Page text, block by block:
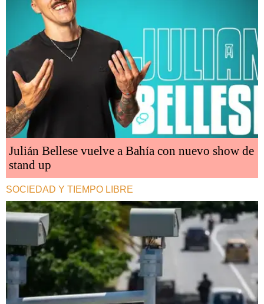
Julián Bellese vuelve a Bahía con nuevo show de
stand up
SOCIEDAD Y TIEMPO LIBRE